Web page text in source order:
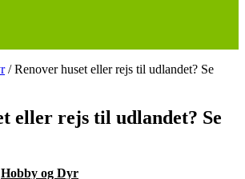
/ Renover huset eller rejs til udlandet? Se
eller rejs til udlandet? Se
Hobby og Dyr